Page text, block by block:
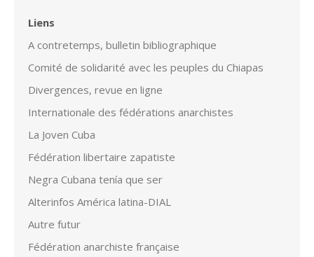
Liens
A contretemps, bulletin bibliographique
Comité de solidarité avec les peuples du Chiapas
Divergences, revue en ligne
Internationale des fédérations anarchistes
La Joven Cuba
Fédération libertaire zapatiste
Negra Cubana tenía que ser
Alterinfos América latina-DIAL
Autre futur
Fédération anarchiste française